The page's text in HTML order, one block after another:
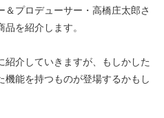
＆プロデューサー・高橋庄太郎さ
を紹介します。
紹介していきますが、もしかした
機能を持つものが登場するかもし